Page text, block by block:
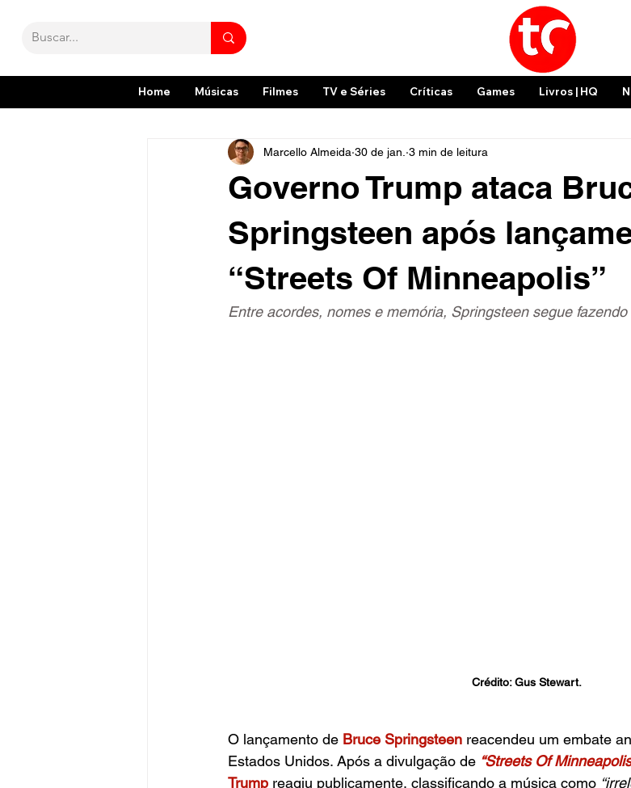
Home Músicas Filmes TV e Séries Críticas Games Livros | HQ
Governo Trump ataca
Springsteen após
“Streets Of Minneapolis”
Marcello Almeida 30 de jan. 3 min de leitura
Entre acordes, nomes e memória, Springsteen segue
Crédito: Gus Stewart.
O lançamento de Bruce Springsteen reacendeu um embate
Estados Unidos. Após a divulgação de “Streets Of
Trump reagiu publicamente, classificando a música como